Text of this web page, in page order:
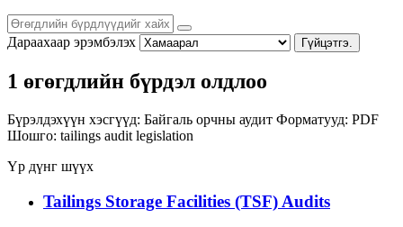
Дараахаар эрэмбэлэх Гүйцэтгэ.
1 өгөгдлийн бүрдэл олдлоо
Бүрэлдэхүүн хэсгүүд: Байгаль орчны аудит Форматууд: PDF
Шошго: tailings audit legislation
Үр дүнг шүүх
Tailings Storage Facilities (TSF) Audits